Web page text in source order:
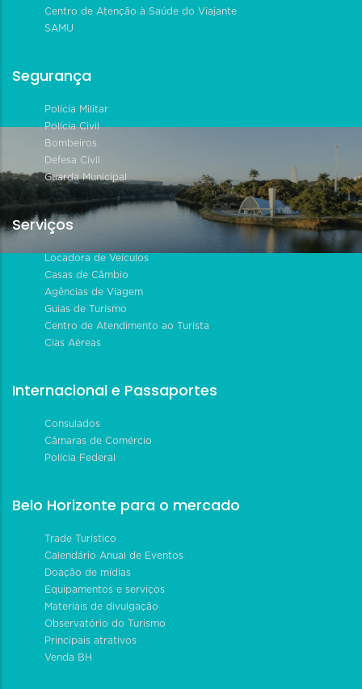
Centro de Atenção à Saúde do Viajante
SAMU
Segurança
Polícia Militar
Polícia Civil
Bombeiros
Defesa Civil
Guarda Municipal
Serviços
Locadora de Veículos
Casas de Câmbio
Agências de Viagem
Guias de Turismo
Centro de Atendimento ao Turista
Cias Aéreas
Internacional e Passaportes
Consulados
Câmaras de Comércio
Polícia Federal
Belo Horizonte para o mercado
Trade Turístico
Calendário Anual de Eventos
Doação de mídias
Equipamentos e serviços
Materiais de divulgação
Observatório do Turismo
Principais atrativos
Venda BH